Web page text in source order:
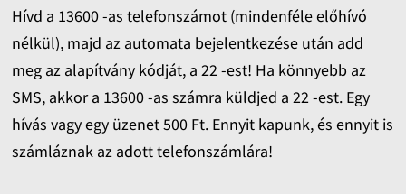
Hívd a 13600 -as telefonszámot (mindenféle előhívó
nélkül), majd az automata bejelentkezése után add
meg az alapítvány kódját, a 22 -est! Ha könnyebb az
SMS, akkor a 13600 -as számra küldjed a 22 -est. Egy
hívás vagy egy üzenet 500 Ft. Ennyit kapunk, és ennyit is
számláznak az adott telefonszámlára!